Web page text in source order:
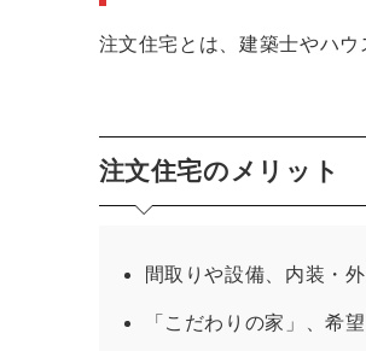
注文住宅とは、建築士やハ
注文住宅のメリット
間取りや設備、内装・
「こだわりの家」、希